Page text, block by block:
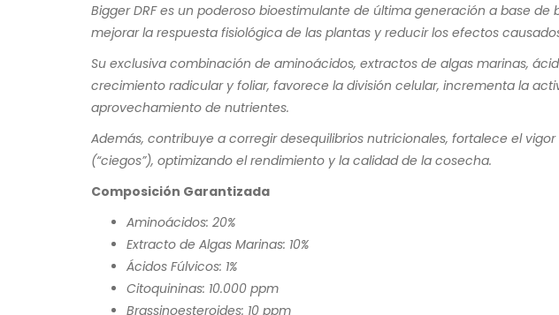
Bigger DRF es un poderoso bioestimulante de última generación a base
mejorar la respuesta fisiológica de las plantas y reducir los efectos
Su exclusiva combinación de aminoácidos, extractos de algas marinas,
crecimiento radicular y foliar, favorece la división celular, incrementa la
aprovechamiento de nutrientes.
Además, contribuye a corregir desequilibrios nutricionales, fortalece el
(“ciegos”), optimizando el rendimiento y la calidad de la cosecha.
Composición Garantizada
Aminoácidos: 20%
Extracto de Algas Marinas: 10%
Ácidos Fúlvicos: 1%
Citoquininas: 10.000 ppm
Brassinoesteroides: 10 ppm